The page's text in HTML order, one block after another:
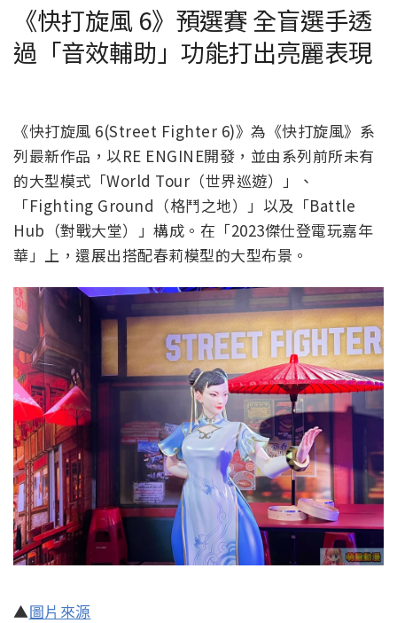
《快打旋風 6》預選賽 全盲選手透
過「音效輔助」功能打出亮麗表現
《快打旋風 6(Street Fighter 6)》為《快打旋風》系
列最新作品，以RE ENGINE開發，並由系列前所未有
的大型模式「World Tour（世界巡遊）」、
「Fighting Ground（格鬥之地）」以及「Battle
Hub（對戰大堂）」構成。在「2023傑仕登電玩嘉年
華」上，還展出搭配春莉模型的大型布景。
▲圖片來源